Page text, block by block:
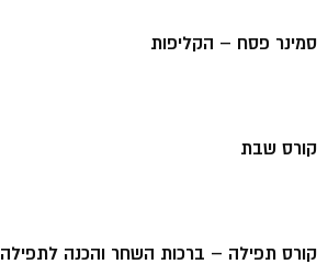
סמינר פסח – הקליפות
קורס שבת
קורס תפילה – ברכות השחר והכנה לתפילה